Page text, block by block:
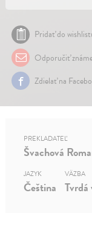
Pridať do
Odporučiť
Zdielať na
PREKLADATEĽ
Švachová
JAZYK
Čeština
VÄZBA